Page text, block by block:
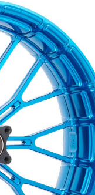
PIEDS
AUDIO,